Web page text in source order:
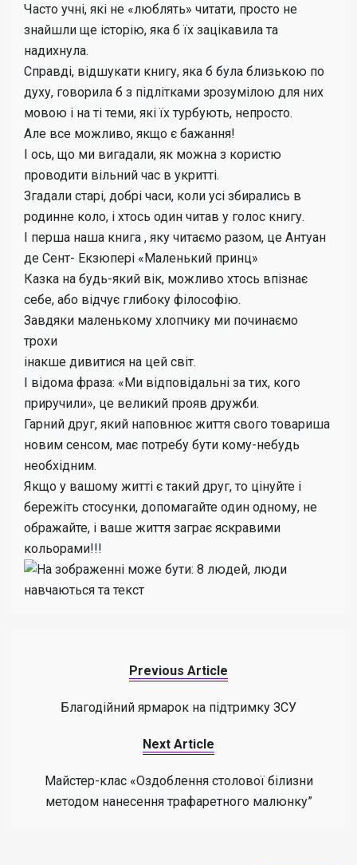
Часто учні, які не «люблять» читати, просто не
знайшли ще історію, яка б їх зацікавила та
надихнула.
Справді, відшукати книгу, яка б була близькою по
духу, говорила б з підлітками зрозумілою для них
мовою і на ті теми, які їх турбують, непросто.
Але все можливо, якщо є бажання!
І ось, що ми вигадали, як можна з користю
проводити вільний час в укритті.
Згадали старі, добрі часи, коли усі збирались в
родинне коло, і хтось один читав у голос книгу.
І перша наша книга , яку читаємо разом, це Антуан
де Сент- Екзюпері «Маленький принц»
Казка на будь-який вік, можливо хтось впізнає
себе, або відчує глибоку філософію.
Завдяки маленькому хлопчику ми починаємо
трохи
інакше дивитися на цей світ.
І відома фраза: «Ми відповідальні за тих, кого
приручили», це великий прояв дружби.
Гарний друг, який наповнює життя свого товариша
новим сенсом, має потребу бути кому-небудь
необхідним.
Якщо у вашому житті є такий друг, то цінуйте і
бережіть стосунки, допомагайте один одному, не
ображайте, і ваше життя заграє яскравими
кольорами!!!
Previous Article
Благодійний ярмарок на підтримку ЗСУ
Next Article
Майстер-клас «Оздоблення столової білизни
методом нанесення трафаретного малюнку”